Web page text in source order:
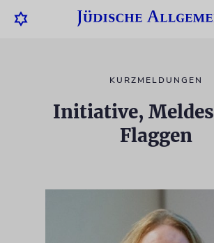
KURZMELDUNGEN
Initiative,
Flaggen